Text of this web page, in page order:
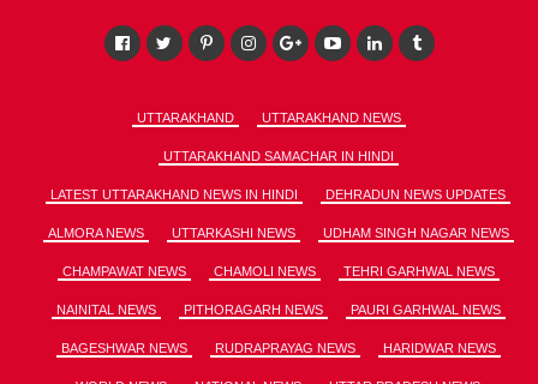
UTTARAKHAND UTTARAKHAND NEWS
UTTARAKHAND SAMACHAR IN HINDI
LATEST UTTARAKHAND NEWS IN HINDI DEHRADUN NEWS UPDATES
ALMORA NEWS UTTARKASHI NEWS UDHAM SINGH NAGAR NEWS
CHAMPAWAT NEWS CHAMOLI NEWS TEHRI GARHWAL NEWS
NAINITAL NEWS PITHORAGARH NEWS PAURI GARHWAL NEWS
BAGESHWAR NEWS RUDRAPRAYAG NEWS HARIDWAR NEWS